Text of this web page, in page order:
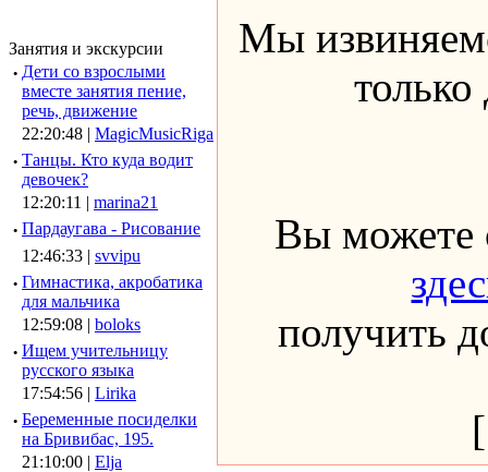
Занятия и экскурсии
· Дети со взрослыми
вместе занятия пение,
речь, движение
22:20:48 | MagicMusicRiga
· Танцы. Кто куда водит
девочек?
12:20:11 | marina21
· Пардаугава - Рисование
12:46:33 | svvipu
· Гимнастика, акробатика
для мальчика
12:59:08 | boloks
· Ищем учительницу
русского языка
17:54:56 | Lirika
· Беременные посиделки
на Бривибас, 195.
21:10:00 | Elja
Мы
Вы можете
получить